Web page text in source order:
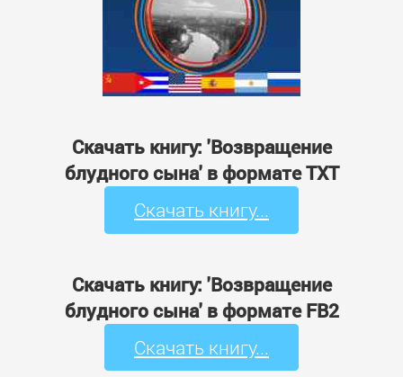
Скачать книгу: 'Возвращение
блудного сына' в формате TXT
Скачать книгу...
Скачать книгу: 'Возвращение
блудного сына' в формате FB2
Скачать книгу...